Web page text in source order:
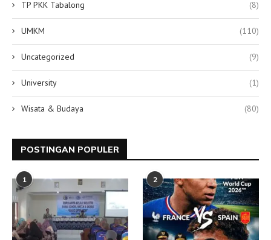
TP PKK Tabalong (8)
UMKM (110)
Uncategorized (9)
University (1)
Wisata & Budaya (80)
POSTINGAN POPULER
1 2